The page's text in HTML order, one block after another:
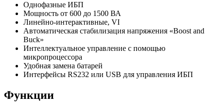
Однофазные ИБП
Мощность от 600 до 1500 ВА
Линейно-интерактивные, VI
Автоматическая стабилизация напряжения «Boost and
Buck»
Интеллектуальное управление с помощью
микропроцессора
Удобная замена батарей
Интерфейсы RS232 или USB для управления ИБП
Функции